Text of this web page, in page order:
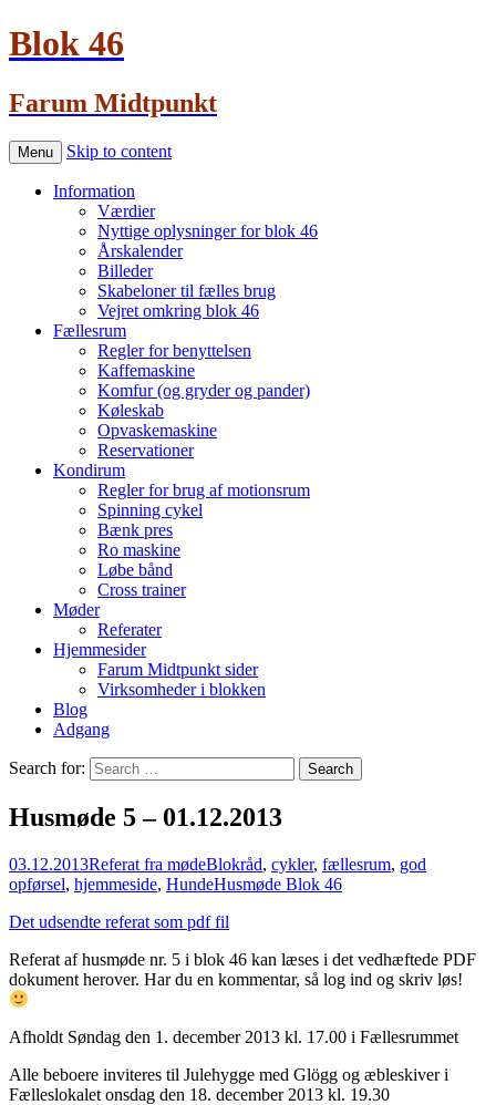
Blok 46
Farum Midtpunkt
Menu Skip to content
Information
Værdier
Nyttige oplysninger for blok 46
Årskalender
Billeder
Skabeloner til fælles brug
Vejret omkring blok 46
Fællesrum
Regler for benyttelsen
Kaffemaskine
Komfur (og gryder og pander)
Køleskab
Opvaskemaskine
Reservationer
Kondirum
Regler for brug af motionsrum
Spinning cykel
Bænk pres
Ro maskine
Løbe bånd
Cross trainer
Møder
Referater
Hjemmesider
Farum Midtpunkt sider
Virksomheder i blokken
Blog
Adgang
Search for:
Husmøde 5 – 01.12.2013
03.12.2013Referat fra mødeBlokråd, cykler, fællesrum, god
opførsel, hjemmeside, HundeHusmøde Blok 46
Det udsendte referat som pdf fil
Referat af husmøde nr. 5 i blok 46 kan læses i det vedhæftede PDF
dokument herover. Har du en kommentar, så log ind og skriv løs!
Afholdt Søndag den 1. december 2013 kl. 17.00 i Fællesrummet
Alle beboere inviteres til Julehygge med Glögg og æbleskiver i
Fælleslokalet onsdag den 18. december 2013 kl. 19.30